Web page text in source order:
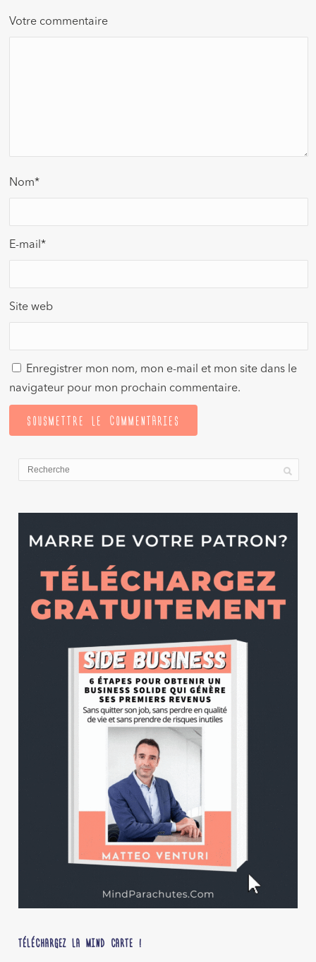
Votre commentaire
Nom*
E-mail*
Site web
Enregistrer mon nom, mon e-mail et mon site dans le
navigateur pour mon prochain commentaire.
TÉLÉCHARGEZ LA MIND CARTE !